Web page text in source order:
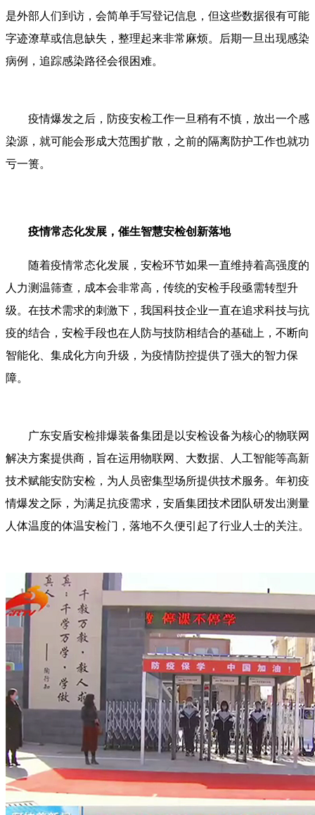
是外部人们到访，会简单手写登记信息，但这些数据很有可能
字迹潦草或信息缺失，整理起来非常麻烦。后期一旦出现感染
病例，追踪感染路径会很困难。
疫情爆发之后，防疫安检工作一旦稍有不慎，放出一个感
染源，就可能会形成大范围扩散，之前的隔离防护工作也就功
亏一篑。
疫情常态化发展，催生智慧安检创新落地
随着疫情常态化发展，安检环节如果一直维持着高强度的
人力测温筛查，成本会非常高，传统的安检手段亟需转型升
级。在技术需求的刺激下，我国科技企业一直在追求科技与抗
疫的结合，安检手段也在人防与技防相结合的基础上，不断向
智能化、集成化方向升级，为疫情防控提供了强大的智力保
障。
广东安盾安检排爆装备集团是以安检设备为核心的物联网
解决方案提供商，旨在运用物联网、大数据、人工智能等高新
技术赋能安防安检，为人员密集型场所提供技术服务。年初疫
情爆发之际，为满足抗疫需求，安盾集团技术团队研发出测量
人体温度的体温安检门，落地不久便引起了行业人士的关注。